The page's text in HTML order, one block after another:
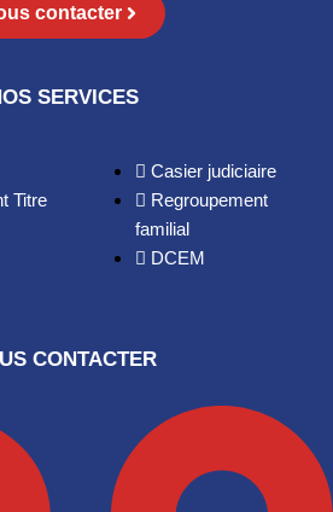
contacter
SERVICES
Titre
Casier judiciaire
Regroupement
familial
DCEM
CONTACTER